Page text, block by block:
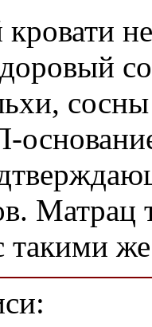
кровати
Матрац
такими